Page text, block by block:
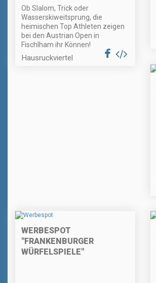
Ob Slalom, Trick oder
Wasserskiweitsprung, die
heimischen Top Athleten zeigen
bei den Austrian Open in
Fischlham ihr Können!
Hausruckviertel
WERBESPOT
"FRANKENBURGER
WÜRFELSPIELE"